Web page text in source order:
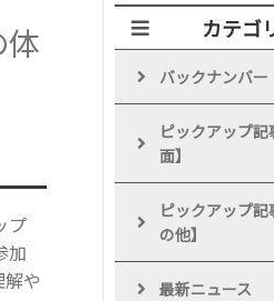
プ
加
や
カテゴ
バックナンバー
ピックアップ記
面】
ピックアップ記
の他】
最新ニュース